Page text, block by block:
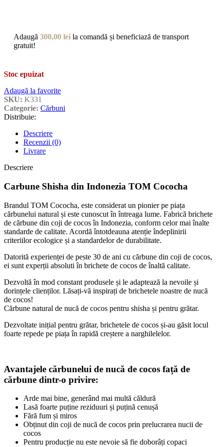
Adaugă 300,00 lei la comandă și beneficiază de transport
gratuit!
Stoc epuizat
Adaugă la favorite
SKU: K331
Categorie: Cărbuni
Distribuie:
Descriere
Recenzii (0)
Livrare
Descriere
Carbune Shisha din Indonezia TOM Cococha
Brandul TOM Cococha, este considerat un pionier pe piața
cărbunelui natural și este cunoscut în întreaga lume. Fabrică brichete
de cărbune din coji de cocos în Indonezia, conform celor mai înalte
standarde de calitate. Acordă întotdeauna atenție îndeplinirii
criteriilor ecologice și a standardelor de durabilitate.
Datorită experienței de peste 30 de ani cu cărbune din coji de cocos,
ei sunt experții absoluti în brichete de cocos de înaltă calitate.
Dezvoltă în mod constant produsele și le adaptează la nevoile și
dorințele clienților. Lăsați-vă inspirați de brichetele noastre de nucă
de cocos!
Cărbune natural de nucă de cocos pentru shisha și pentru grătar.
Dezvoltate inițial pentru grătar, brichetele de cocos și-au găsit locul
foarte repede pe piața în rapidă creștere a narghilelelor.
Avantajele cărbunelui de nucă de cocos față de
cărbune dintr-o privire:
Arde mai bine, generând mai multă căldură
Lasă foarte puține reziduuri și puțină cenușă
Fără fum și miros
Obținut din coji de nucă de cocos prin prelucrarea nucii de
cocos
Pentru producție nu este nevoie să fie doborâți copaci